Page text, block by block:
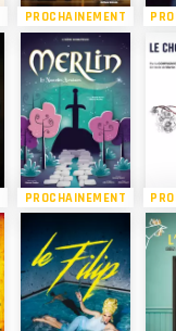
PROCHAINEMENT
PROCHAINEMENT